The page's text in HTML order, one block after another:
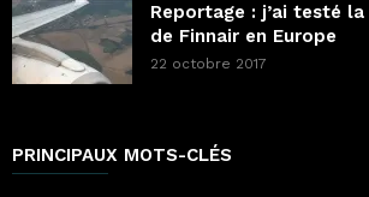
Reportage : j’ai testé
de Finnair en Europe
22 octobre 2017
PRINCIPAUX MOTS-CLÉS